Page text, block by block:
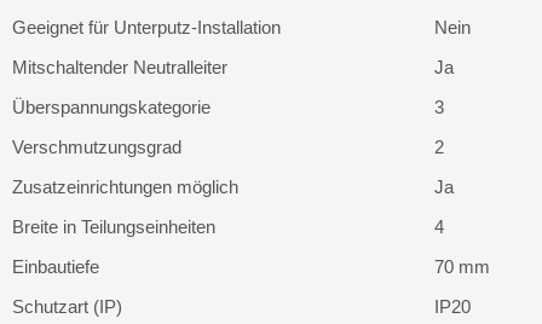
Geeignet für Unterputz-Installation
Nein
Mitschaltender Neutralleiter
Ja
Überspannungskategorie
3
Verschmutzungsgrad
2
Zusatzeinrichtungen möglich
Ja
Breite in Teilungseinheiten
4
Einbautiefe
70 mm
Schutzart (IP)
IP20